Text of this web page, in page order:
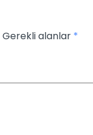
Gerekli alanlar *